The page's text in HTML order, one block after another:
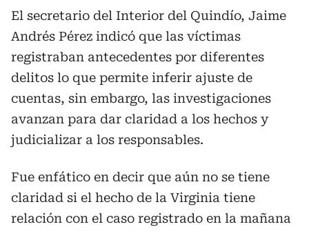
El secretario del Interior del Quindío, Jaime
Andrés Pérez indicó que las víctimas
registraban antecedentes por diferentes
delitos lo que permite inferir ajuste de
cuentas, sin embargo, las investigaciones
avanzan para dar claridad a los hechos y
judicializar a los responsables.
Fue enfático en decir que aún no se tiene
claridad si el hecho de la Virginia tiene
relación con el caso registrado en la mañana